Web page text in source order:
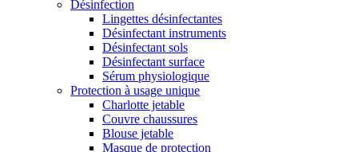
Désinfection
Lingettes désinfectantes
Désinfectant instruments
Désinfectant sols
Désinfectant surface
Sérum physiologique
Protection à usage unique
Charlotte jetable
Couvre chaussures
Blouse jetable
Masque de protection